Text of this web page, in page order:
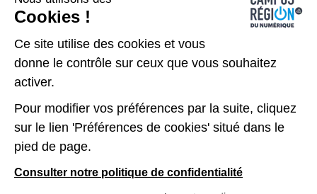
Plan du site
Données personnelles
Gérer les cookies
Kit de communication
Accessibilité : partiellement conforme
Cookies !
Ce site utilise des cookies et vous
donne le contrôle sur ceux que vous souhaitez
activer.
Pour modifier vos préférences par la suite, cliquez
sur le lien 'Préférences de cookies' situé dans le
pied de page.
Consulter notre politique de confidentialité